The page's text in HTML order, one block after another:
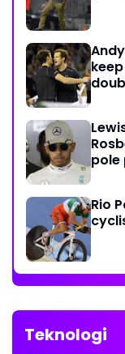
pole
Rio
Teknologi